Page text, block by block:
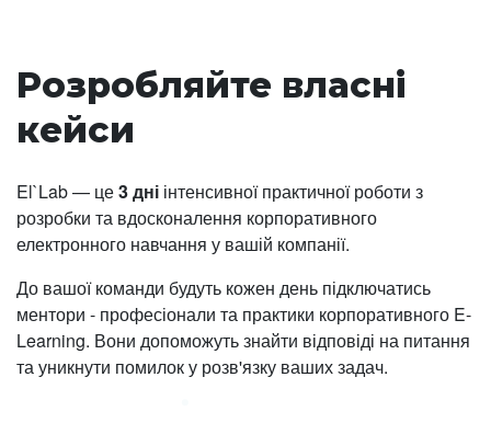
Розробляйте власні
кейси
El`Lab — це3 дні інтенсивної практичної роботи з
розробки та вдосконалення корпоративного
електронного навчання у вашій компанії.
До вашої команди будуть кожен день підключатись
ментори - професіонали та практики корпоративного E-
Learning. Вони допоможуть знайти відповіді на питання
та уникнути помилок у розв'язку ваших задач.